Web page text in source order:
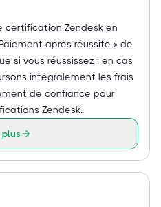
certification Zendesk en
après réussite » de
si vous réussissez ; en cas
intégralement les frais
de confiance pour
Zendesk.
plus